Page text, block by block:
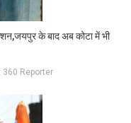
के बाद अब कोटा में भी
360 Reporter